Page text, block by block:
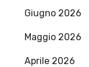
Giugno 2026
Maggio 2026
Aprile 2026